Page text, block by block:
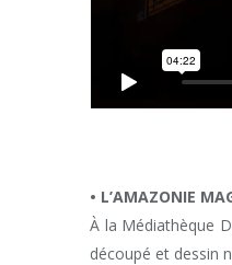
• L’AMAZONIE
À la Médiathèque
découpé et dessin